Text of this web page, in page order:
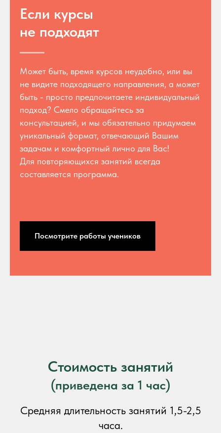
Если курсы
не подходят
Может быть, время курсов неудобно, или вы
не видите подходящего направления, а может
быть - просто предпочитаете индивидуальный
подход? Смело обращайтесь за
консультацией, и мы обязательно придумаем
уникальный формат, отвечающий Вашим
задачам и комфортный лично для Вас!
Для повторяющихся занятий всегда
составляется программа.
Посмотрите работы учеников
Стоимость занятий
(приведена за 1 час)
Средняя длительность занятий 1,5-2,5
часа.